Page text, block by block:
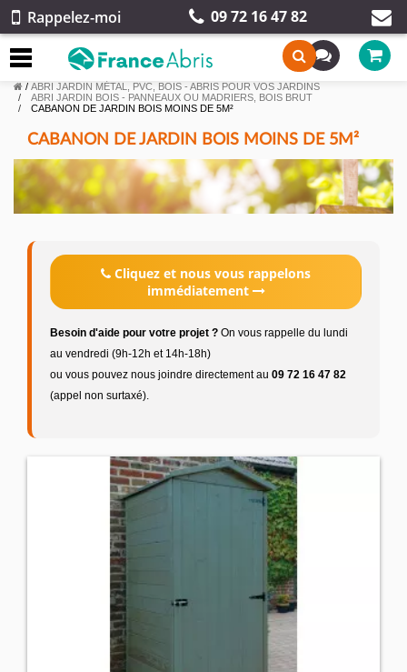
Rappelez-moi 09 72 16 47 82
/ ABRI JARDIN MÉTAL, PVC, BOIS - ABRIS POUR VOS JARDINS
ABRI JARDIN BOIS - PANNEAUX OU MADRIERS, BOIS BRUT
CABANON DE JARDIN BOIS MOINS DE 5M²
CABANON DE JARDIN BOIS MOINS DE 5M²
Cliquez et nous vous rappelons
immédiatement
Besoin d'aide pour votre projet ? On vous rappelle du lundi
au vendredi (9h-12h et 14h-18h)
ou vous pouvez nous joindre directement au 09 72 16 47 82
(appel non surtaxé).